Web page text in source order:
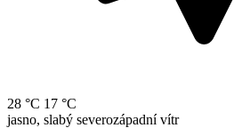
28 °C 17 °C
jasno, slabý severozápadní vítr